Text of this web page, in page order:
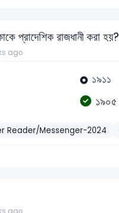
প্রাদেশিক রাজধানী করা হয়?
ago
১৯১১
১৯০৫
Reader/Messenger-2024